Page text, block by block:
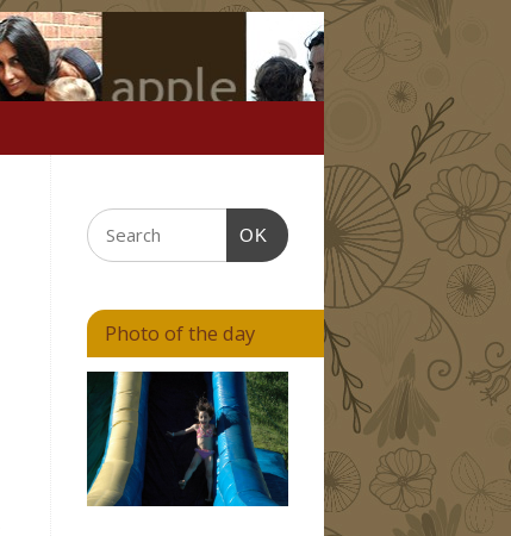
OK
Photo of the day